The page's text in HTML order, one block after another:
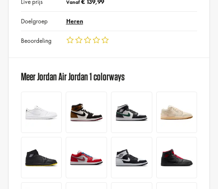
Live prijs Vanaf€ 139,99
Doelgroep Heren
Beoordeling
Meer Jordan Air Jordan 1 colorways